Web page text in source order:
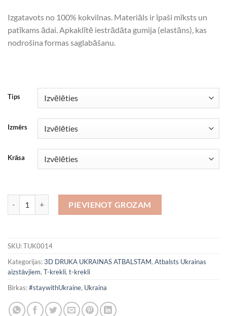
Izgatavots no 100% kokvilnas. Materiāls ir īpaši mīksts un
patīkams ādai. Apkaklītē iestrādāta gumija (elastāns), kas
nodrošina formas saglabāšanu.
Tips
Izmērs
Krāsa
PIEVIENOT GROZAM
SKU:TUK0014
Kategorijas:3D DRUKA UKRAINAS ATBALSTAM, Atbalsts Ukrainas
aizstāvjiem, T-krekli, t-krekli
Birkas:#staywithUkraine, Ukraina